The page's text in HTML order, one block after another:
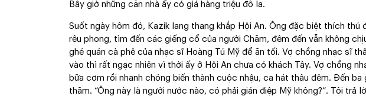
Bây giờ những căn nhà ấy có giá hàng triệu đô la.
Suốt ngày hôm đó, Kazik lang thang khắp Hội An. Ông đặc biệt thích thú
rêu phong, tìm đến các giếng cổ của người Chăm, đêm đến vẫn không
ghé quán cà phê của nhạc sĩ Hoàng Tú Mỹ để ăn tối. Vợ chồng nhạc sĩ
vào thì rất ngạc nhiên vì thời ấy ở Hội An chưa có khách Tây. Vợ chồng
bữa cơm rồi nhanh chóng biến thành cuộc nhậu, ca hát thâu đêm. Đến ba
thăm. “Ông này là người nước nào, có phải gián điệp Mỹ không?”. Tôi trả